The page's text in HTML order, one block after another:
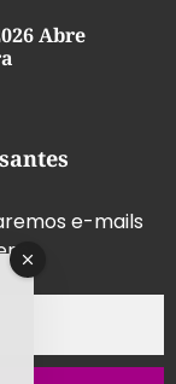
Abre
e-mails